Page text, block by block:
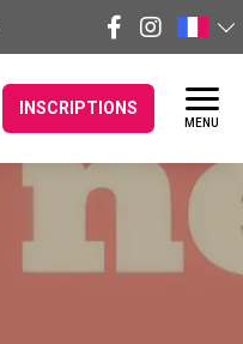
INSCRIPTIONS
MENU